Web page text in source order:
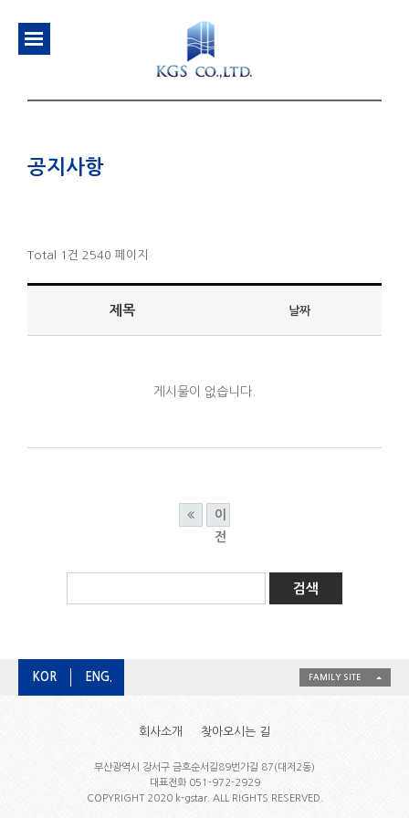
공지사항
Total 1건 2540 페이지
제목 날짜
게시물이 없습니다.
이
전
KOR ENG. FAMILY SITE
회사소개 찾아오시는 길
부산광역시 강서구 금호순서길89번가길 87(대저2동)
대표전화 051-972-2929
COPYRIGHT 2020 k-gstar. ALL RIGHTS RESERVED.